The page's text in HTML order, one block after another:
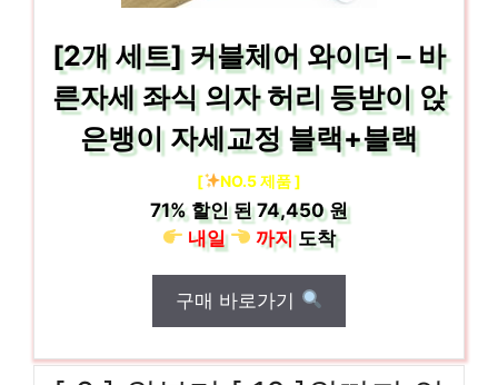
[2개 세트] 커블체어 와이더 – 바
른자세 좌식 의자 허리 등받이 앉
은뱅이 자세교정 블랙+블랙
[ NO.5 제품 ]
71% 할인 된74,450 원
내일
까지도착
구매 바로가기